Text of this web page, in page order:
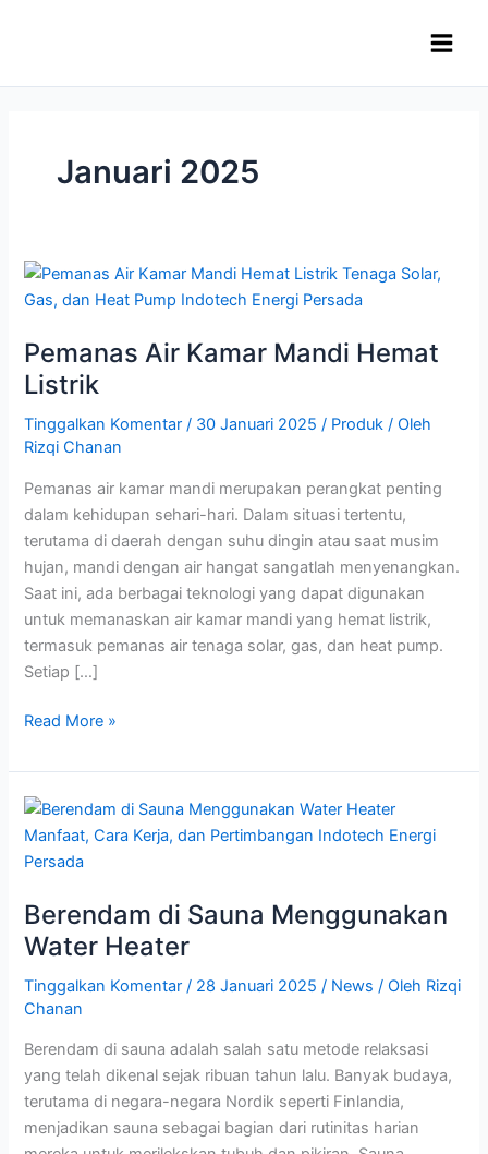
Januari 2025
Pemanas Air Kamar Mandi Hemat
Listrik
Tinggalkan Komentar / 30 Januari 2025/ Produk / Oleh
Rizqi Chanan
Pemanas air kamar mandi merupakan perangkat penting
dalam kehidupan sehari-hari. Dalam situasi tertentu,
terutama di daerah dengan suhu dingin atau saat musim
hujan, mandi dengan air hangat sangatlah menyenangkan.
Saat ini, ada berbagai teknologi yang dapat digunakan
untuk memanaskan air kamar mandi yang hemat listrik,
termasuk pemanas air tenaga solar, gas, dan heat pump.
Setiap […]
Pemanas
Air
Mandi
Hemat
Read More »
Berendam di Sauna Menggunakan
Water Heater
Tinggalkan Komentar / 28 Januari 2025 / News / Oleh Rizqi
Chanan
Berendam di sauna adalah salah satu metode relaksasi
yang telah dikenal sejak ribuan tahun lalu. Banyak budaya,
terutama di negara-negara Nordik seperti Finlandia,
menjadikan sauna sebagai bagian dari rutinitas harian
Berendam
di
Sauna
Water
Heater